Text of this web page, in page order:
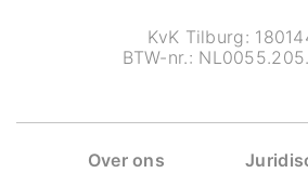
KvK Tilburg:
BTW-nr.:
Over ons